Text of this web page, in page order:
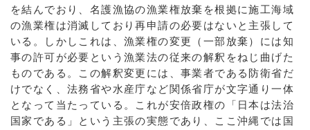
を結んでおり、名護漁協の漁業権放棄を根拠に施工海域
の漁業権は消滅しており再申請の必要はないと主張して
いる。しかしこれは、漁業権の変更（一部放棄）には知
事の許可が必要という漁業法の従来の解釈をねじ曲げた
ものである。この解釈変更には、事業者である防衛省だ
けでなく、法務省や水産庁など関係省庁が文字通り一体
となって当たっている。これが安倍政権の「日本は法治
国家である」という主張の実態であり、ここ沖縄では国